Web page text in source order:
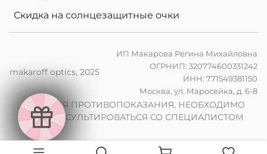
Скидка на солнцезащитные очки
makaroff optics, 2025
ИП Макарова Регина Михайловна
ОГРНИП: 320774600331242
ИНН: 771549381150
Москва, ул. Маросейка, д. 6-8
ИМЕЮТСЯ ПРОТИВОПОКАЗАНИЯ, НЕОБХОДИМО
ПРОКОНСУЛЬТИРОВАТЬСЯ СО СПЕЦИАЛИСТОМ
2
0
%
н
а
к
о
м
п
ь
ю
т
е
рн
ы
е
л
и
н
з
ы
п
р
и
з
а
к
а
з
е
о
ч
к
ов
2
0
%
н
а
ф
о
т
о
х
р
о
м
н
ы
е
л
и
н
з
ы
п
р
и
з
а
к
а
з
е
о
ч
к
ов